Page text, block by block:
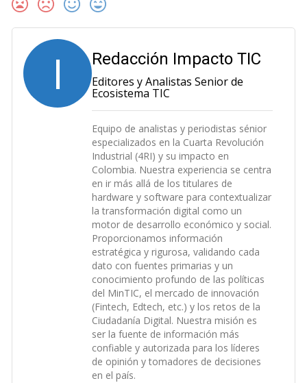
I Redacción Impacto TIC
Editores y Analistas Senior de
Ecosistema TIC
Equipo de analistas y periodistas sénior
especializados en la Cuarta Revolución
Industrial (4RI) y su impacto en
Colombia. Nuestra experiencia se centra
en ir más allá de los titulares de
hardware y software para contextualizar
la transformación digital como un
motor de desarrollo económico y social.
Proporcionamos información
estratégica y rigurosa, validando cada
dato con fuentes primarias y un
conocimiento profundo de las políticas
del MinTIC, el mercado de innovación
(Fintech, Edtech, etc.) y los retos de la
Ciudadanía Digital. Nuestra misión es
ser la fuente de información más
confiable y autorizada para los líderes
de opinión y tomadores de decisiones
en el país.